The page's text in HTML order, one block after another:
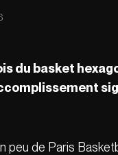
du basket
peu de Paris